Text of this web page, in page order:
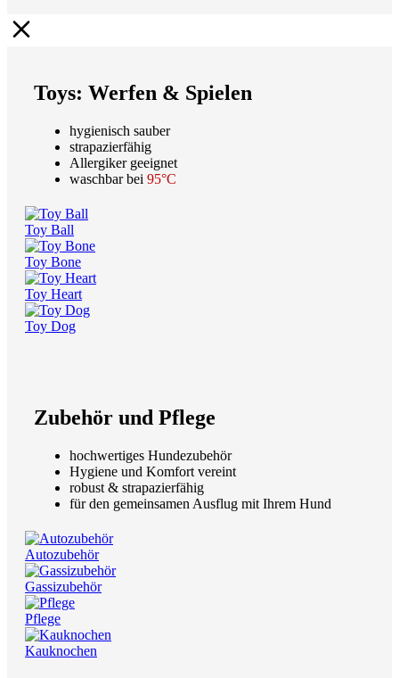
Toys: Werfen & Spielen
hygienisch sauber
strapazierfähig
Allergiker geeignet
waschbar bei 95°C
Toy Ball
Toy Bone
Toy Heart
Toy Dog
Zubehör und Pflege
hochwertiges Hundezubehör
Hygiene und Komfort vereint
robust & strapazierfähig
für den gemeinsamen Ausflug mit Ihrem Hund
Autozubehör
Gassizubehör
Pflege
Kauknochen